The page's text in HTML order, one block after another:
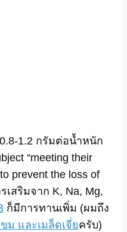
1.2 กรัมต่อน้ำหนัก
“meeting their
prevent the loss of
เสริมจาก K, Na, Mg,
ก็มีการทานเพิ่ม (ผมถึง
ม และเมล็ดเจี่ยครับ)